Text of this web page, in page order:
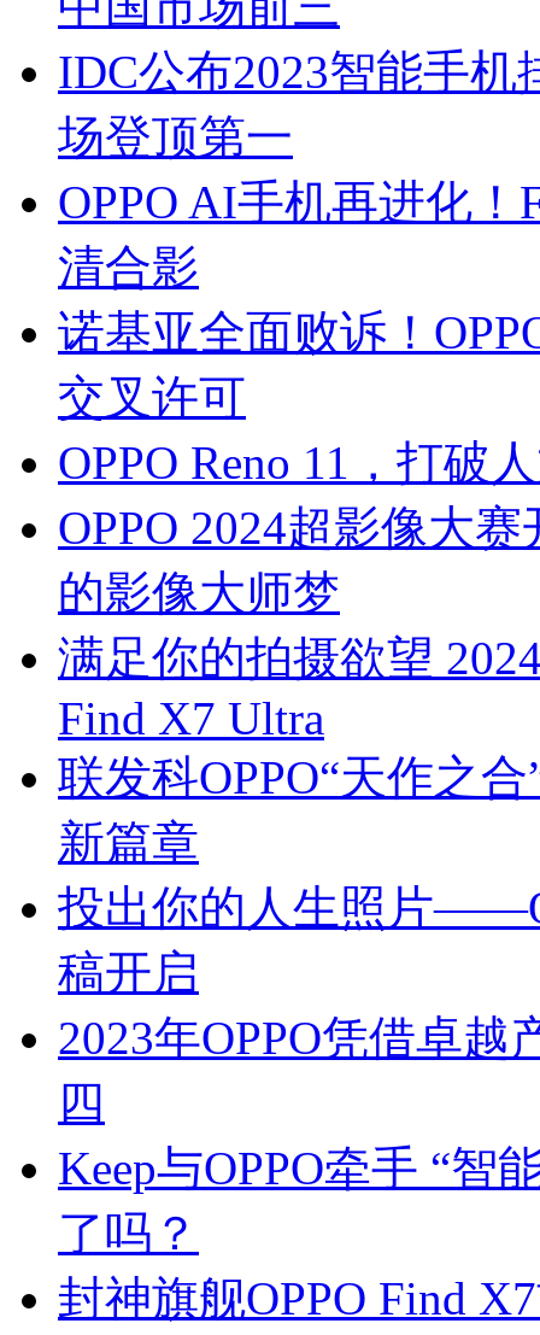
IDC公布2023智能手机
场登顶第一
OPPO AI手机再进化
清合影
诺基亚全面败诉！
交叉许可
OPPO Reno 11，打破
OPPO 2024超影像大
的影像大师梦
满足你的拍摄欲望
Find X7 Ultra
联发科OPPO“天作之
新篇章
投出你的人生照片
稿开启
2023年OPPO凭借卓
四
Keep与OPPO牵手 “智
了吗？
封神旗舰OPPO Find